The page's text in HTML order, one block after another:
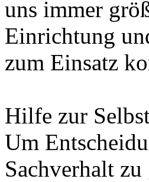
uns immer
Einrichtung
zum Einsatz
Hilfe zur
Um
Sachverhalt